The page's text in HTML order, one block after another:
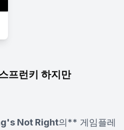
프런키 하지만
Not Right의** 게임플레